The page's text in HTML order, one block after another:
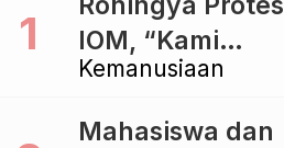
Kemanusiaan
IOM, “Kami
dibiarkan Mati
Mahasiswa dan